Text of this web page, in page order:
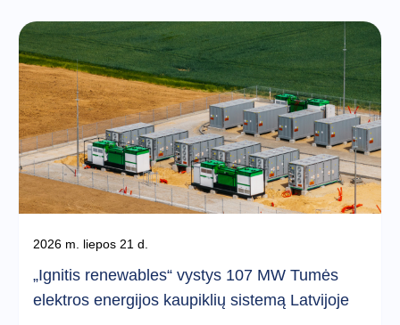
2026 m. liepos 21 d.
„Ignitis renewables“ vystys 107 MW Tumės
elektros energijos kaupiklių sistemą Latvijoje